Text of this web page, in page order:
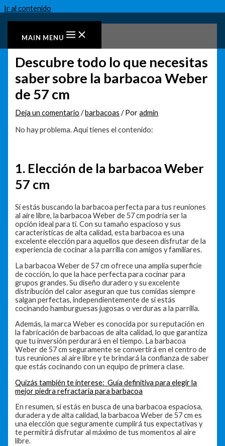
Ir al contenido
MAIN MENU
Descubre todo lo que necesitas
saber sobre la barbacoa Weber
de 57 cm
Deja un comentario / barbacoas / Poradmin
No hay problema. Aquí tienes el contenido:
1. Elección de la barbacoa Weber
57 cm
Si estás buscando la barbacoa perfecta para tus reuniones
al aire libre, la barbacoa Weber de 57 cm podría ser la
opción ideal para ti. Con su tamaño espacioso y sus
características de alta calidad, esta barbacoa es una
excelente elección para aquellos que deseen disfrutar de la
experiencia de cocinar a la parrilla con amigos y familiares.
La barbacoa Weber de 57 cm ofrece una amplia superficie
de cocción, lo que la hace perfecta para cocinar para
grupos grandes. Su diseño duradero y su excelente
distribución del calor aseguran que tus comidas siempre
salgan perfectas, independientemente de si estás
cocinando hamburguesas jugosas o verduras a la parrilla.
Además, la marca Weber es conocida por su reputación en
la fabricación de barbacoas de alta calidad, lo que garantiza
que tu inversión perdurará en el tiempo. La barbacoa
Weber de 57 cm seguramente se convertirá en el centro de
tus reuniones al aire libre y te brindará la confianza de saber
que estás cocinando con un equipo de primera clase.
Quizás también te interese: Guía definitiva para elegir la
mejor piedra refractaria para barbacoa
En resumen, si estás en busca de una barbacoa espaciosa,
duradera y de alta calidad, la barbacoa Weber de 57 cm es
una elección que seguramente cumplirá tus expectativas y
te permitirá disfrutar al máximo de tus momentos al aire
libre.